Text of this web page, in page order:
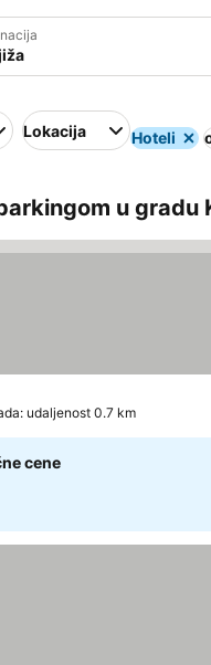
Lokacija Hoteli
u gradu
udaljenost 0.7 km
cene